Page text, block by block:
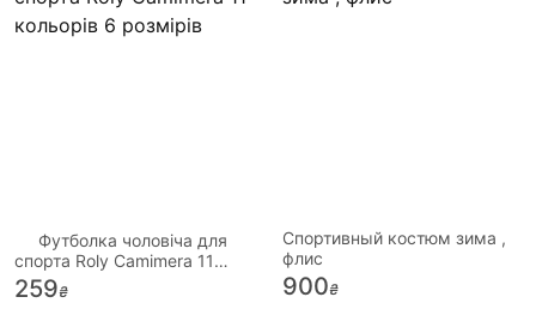
Футболка чоловіча для
спорта Roly Camimera 11
кольорів 6 розмірів
259₴
Спортивный костюм зима ,
флис
900₴